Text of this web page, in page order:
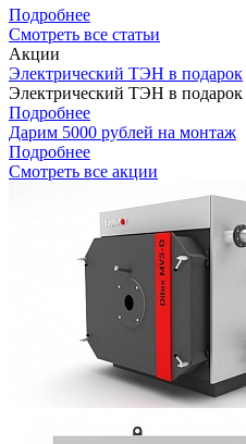
Подробнее
Смотреть все статьи
Акции
Электрический ТЭН в подарок
Электрический ТЭН в подарок
Подробнее
Дарим 5000 рублей на монтаж
Подробнее
Смотреть все акции